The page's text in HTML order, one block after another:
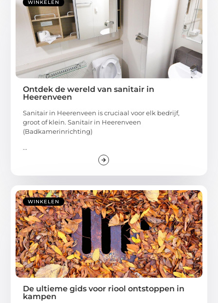
WINKELEN
Ontdek de wereld van sanitair in
Heerenveen
Sanitair in Heerenveen is cruciaal voor elk bedrijf,
groot of klein. Sanitair in Heerenveen
(Badkamerinrichting)
...
WINKELEN
De ultieme gids voor riool ontstoppen in
kampen